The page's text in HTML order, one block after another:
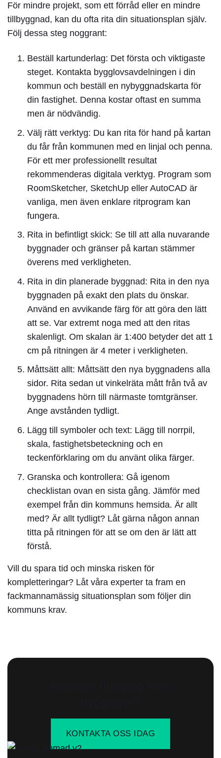
För mindre projekt, som ett förråd eller en mindre
tillbyggnad, kan du ofta rita din situationsplan själv.
Följ dessa steg noggrant:
Beställ kartunderlag: Det första och viktigaste
steget. Kontakta bygglovsavdelningen i din
kommun och beställ en nybyggnadskarta för
din fastighet. Denna kostar oftast en summa
men är nödvändig.
Välj rätt verktyg: Du kan rita för hand på kartan
du får från kommunen med en linjal och penna.
För ett mer professionellt resultat
rekommenderas digitala verktyg. Program som
RoomSketcher, SketchUp eller AutoCAD är
vanliga, men även enklare ritprogram kan
fungera.
Rita in befintligt skick: Se till att alla nuvarande
byggnader och gränser på kartan stämmer
överens med verkligheten.
Rita in din planerade byggnad: Rita in den nya
byggnaden på exakt den plats du önskar.
Använd en avvikande färg för att göra den lätt
att se. Var extremt noga med att den ritas
skalenligt. Om skalan är 1:400 betyder det att 1
cm på ritningen är 4 meter i verkligheten.
Måttsätt allt: Måttsätt den nya byggnadens alla
sidor. Rita sedan ut vinkelräta mått från två av
byggnadens hörn till närmaste tomtgränser.
Ange avstånden tydligt.
Lägg till symboler och text: Lägg till norrpil,
skala, fastighetsbeteckning och en
teckenförklaring om du använt olika färger.
Granska och kontrollera: Gå igenom
checklistan ovan en sista gång. Jämför med
exempel från din kommuns hemsida. Är allt
med? Är allt tydligt? Låt gärna någon annan
titta på ritningen för att se om den är lätt att
förstå.
Vill du spara tid och minska risken för
kompletteringar? Låt våra experter ta fram en
fackmannamässig situationsplan som följer din
kommuns krav.
KONTAKTA OSS IDAG